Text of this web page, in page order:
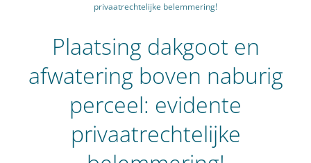
privaatrechtelijke belemmering!
Plaatsing dakgoot en
afwatering boven naburig
perceel: evidente
privaatrechtelijke